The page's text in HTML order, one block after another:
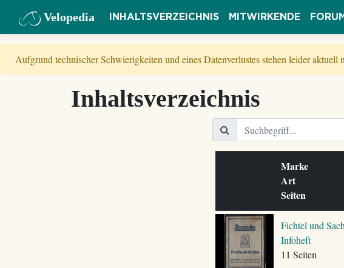
Velopedia INHALTSVERZEICHNIS MITWIRKENDE FORUM
Aufgrund technischer Schwierigkeiten und eines Datenverlustes stehen leider
Inhaltsverzeichnis
Marke
Art
Seiten
Fichtel und
Infoheft
11 Seiten